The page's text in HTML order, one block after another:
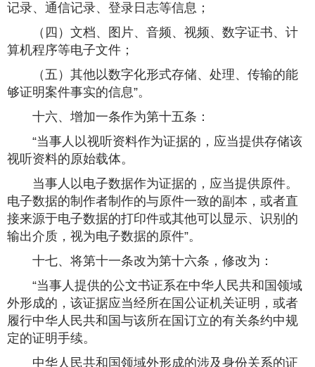
记录、通信记录、登录日志等信息；
（四）文档、图片、音频、视频、数字证书、计
算机程序等电子文件；
（五）其他以数字化形式存储、处理、传输的能
够证明案件事实的信息”。
十六、增加一条作为第十五条：
“当事人以视听资料作为证据的，应当提供存储该
视听资料的原始载体。
当事人以电子数据作为证据的，应当提供原件。
电子数据的制作者制作的与原件一致的副本，或者直
接来源于电子数据的打印件或其他可以显示、识别的
输出介质，视为电子数据的原件”。
十七、将第十一条改为第十六条，修改为：
“当事人提供的公文书证系在中华人民共和国领域
外形成的，该证据应当经所在国公证机关证明，或者
履行中华人民共和国与该所在国订立的有关条约中规
定的证明手续。
中华人民共和国领域外形成的涉及身份关系的证